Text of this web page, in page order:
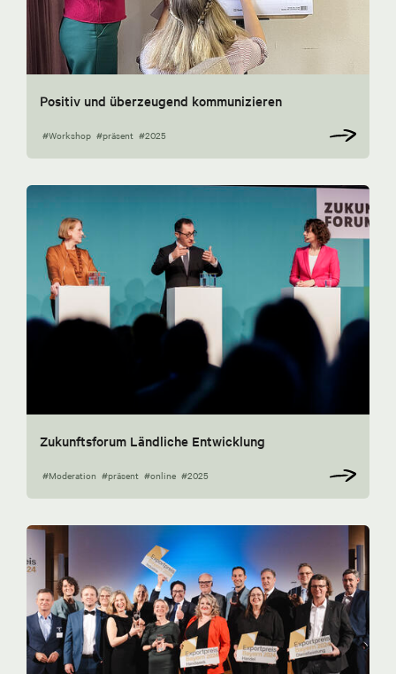
Positiv und überzeugend kommunizieren
#Workshop #präsent #2025
Zukunftsforum Ländliche Entwicklung
#Moderation #präsent #online #2025